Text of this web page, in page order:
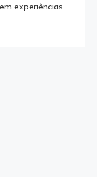
experiências